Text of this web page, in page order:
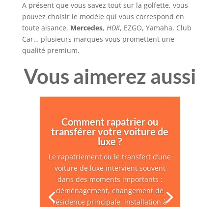
A présent que vous savez tout sur la golfette, vous
pouvez choisir le modèle qui vous correspond en
toute aisance. Mercedes, HDK, EZGO, Yamaha, Club
Car… plusieurs marques vous promettent une
qualité premium.
Vous aimerez aussi
Comment rapatrier ou
transférer votre voiture de
luxe ?
Le rapatriement ou le transfert d’une
voiture de luxe intervient souvent
dans des moments importants :
déménagement, changement de
résidence principale, installation à